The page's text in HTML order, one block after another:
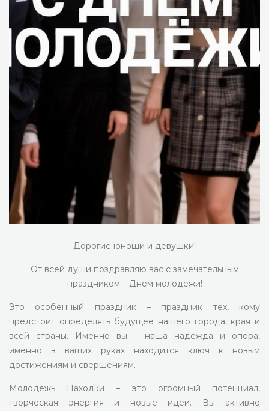
Дорогие юноши и девушки!
От всей души поздравляю вас с замечательным
праздником – Днем молодежи!
Это особенный праздник – праздник тех, кому
предстоит определять будущее нашего города, края и
всей страны. Именно вы – наша надежда и опора,
именно в ваших руках находится ключ к новым
достижениям и свершениям.
Молодежь Находки – это огромный потенциал,
творческая энергия и новые идеи. Вы активно